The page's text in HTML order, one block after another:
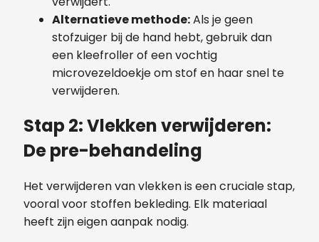
Alternatieve methode:Als je geen
stofzuiger bij de hand hebt, gebruik dan
een kleefroller of een vochtig
microvezeldoekje om stof en haar snel te
verwijderen.
Stap 2: Vlekken verwijderen:
De pre-behandeling
Het verwijderen van vlekken is een cruciale stap,
vooral voor stoffen bekleding. Elk materiaal
heeft zijn eigen aanpak nodig.